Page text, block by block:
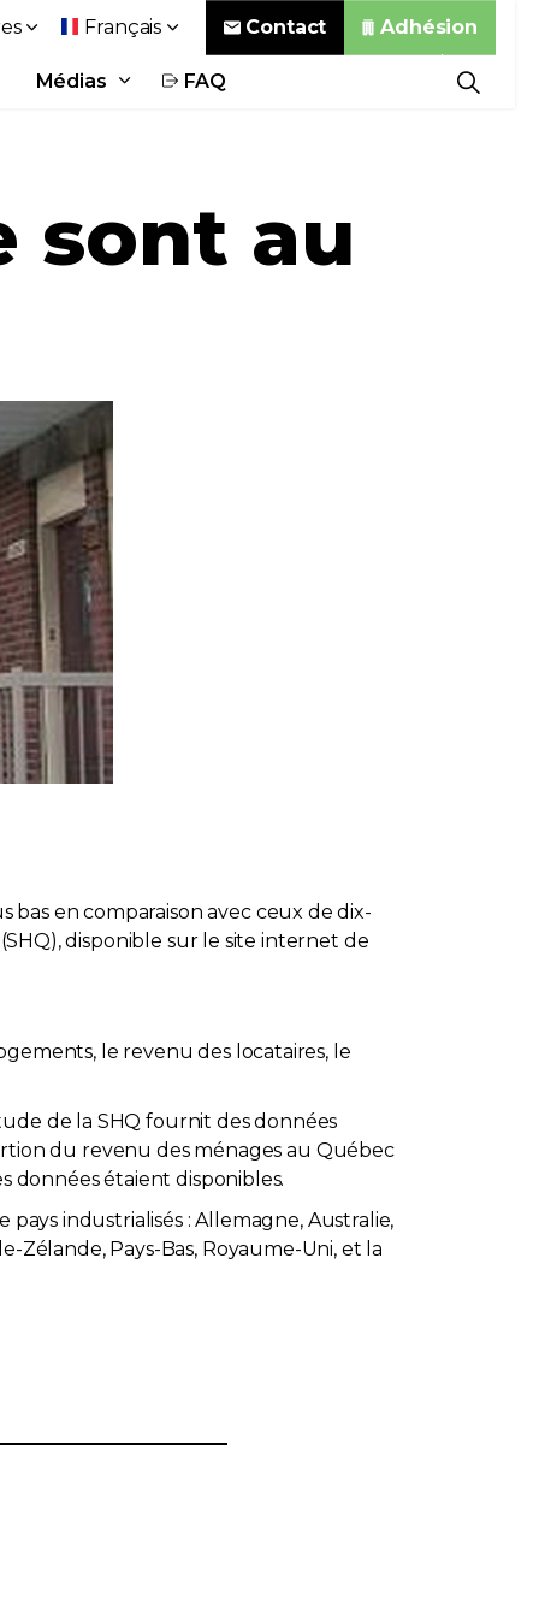
Médias FAQ
Français Contact Adhésion
sont au
en comparaison avec ceux de dix-
disponible sur le site internet de
le revenu des locataires, le
de la SHQ fournit des données
du revenu des ménages au Québec
données étaient disponibles.
industrialisés : Allemagne, Australie,
Zélande, Pays-Bas, Royaume-Uni, et la